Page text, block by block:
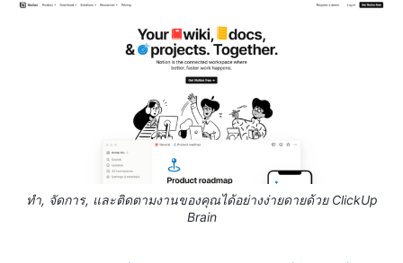
ทำ, จัดการ, และติดตามงานของคุณได้อย่างง่ายดายด้วย ClickUp
Brain